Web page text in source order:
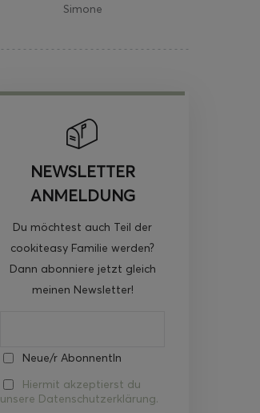
Simone
NEWSLETTER
ANMELDUNG
Du möchtest auch Teil der
cookiteasy Familie werden?
Dann abonniere jetzt gleich
meinen Newsletter!
Neue/r AbonnentIn
Hiermit akzeptierst du
unsere Datenschutzerklärung.